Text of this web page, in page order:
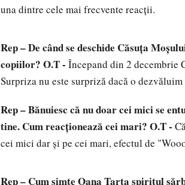
una dintre cele mai frecvente reacţii.
Rep – De când se deschide Căsuţa
copiilor? O.T - Începand din 2 decembrie
Surpriza nu este surpriză dacă o
Rep – Bănuiesc că nu doar cei mici se
tine. Cum reacţionează cei mari? O.T -
cei mici dar şi pe cei mari, efectul de
Rep – Cum simte Oana Tarţa spiritul